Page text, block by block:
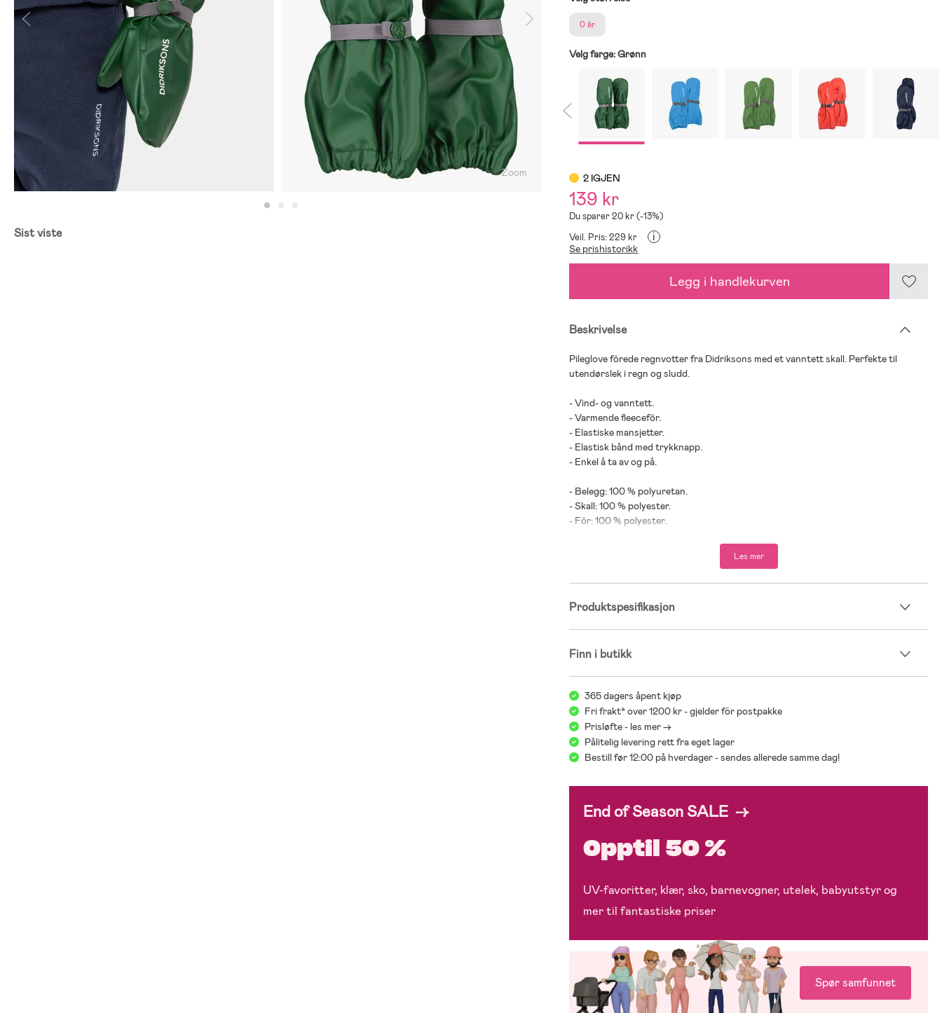
Zoom
Sist viste
0 år
Velg farge:Grønn
2 IGJEN
139 kr
Du sparer 20 kr (-13%)
Veil. Pris: 229 kr
i
Se prishistorikk
Legg i handlekurven
Beskrivelse
Pileglove fôrede regnvotter fra Didriksons med et vanntett skall. Perfekte til
utendørslek i regn og sludd.
- Vind- og vanntett.
- Varmende fleecefôr.
- Elastiske mansjetter.
- Elastisk bånd med trykknapp.
- Enkel å ta av og på.
- Belegg: 100 % polyuretan.
- Skall: 100 % polyester.
- Fôr: 100 % polyester.
Les mer
Produktspesifikasjon
Finn i butikk
365 dagers åpent kjøp
Fri frakt* over 1200 kr - gjelder för postpakke
Prisløfte - les mer ->
Pålitelig levering rett fra eget lager
Bestill før 12:00 på hverdager - sendes allerede samme dag!
End of Season SALE →
Opptil 50 %
UV-favoritter, klær, sko, barnevogner, utelek, babyutstyr og
mer til fantastiske priser
Spør samfunnet